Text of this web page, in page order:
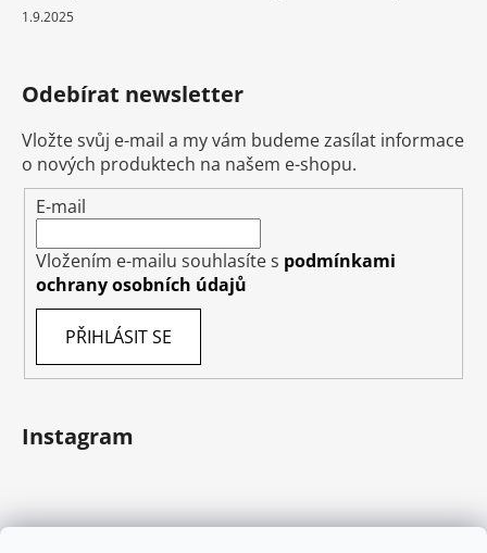
1.9.2025
Odebírat newsletter
Vložte svůj e-mail a my vám budeme zasílat informace
o nových produktech na našem e-shopu.
E-mail
Vložením e-mailu souhlasíte s podmínkami
ochrany osobních údajů
PŘIHLÁSIT SE
Instagram